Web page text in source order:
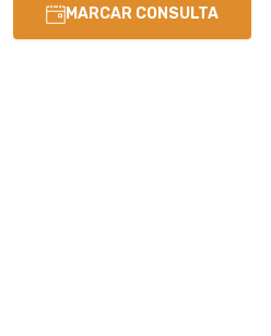
MARCAR CONSULTA